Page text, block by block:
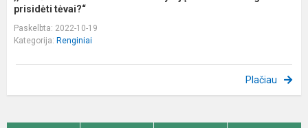
prisidėti tėvai?“
Paskelbta: 2022-10-19
Kategorija: Renginiai
Plačiau